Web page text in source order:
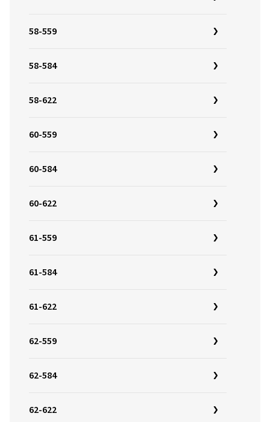
58-559
58-584
58-622
60-559
60-584
60-622
61-559
61-584
61-622
62-559
62-584
62-622